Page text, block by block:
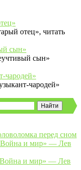
отец», читать
сын»
сын»
чародей»
чародей»
перед сном
и мир» — Лев
и мир» — Лев